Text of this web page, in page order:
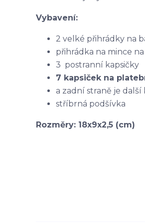
Vybavení:
2 velké přihrádky na
přihrádka na mince
3 postranní kapsičky
7 kapsiček na
a zadní straně je další
stříbrná podšívka
Rozměry: 18x9x2,5 (cm)